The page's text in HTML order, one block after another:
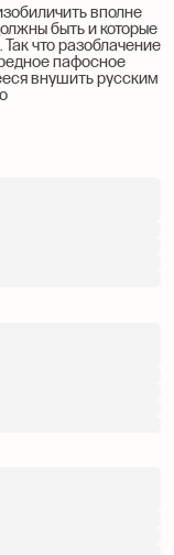
вполне
быть и которые
что разоблачение
пафосное
внушить русским